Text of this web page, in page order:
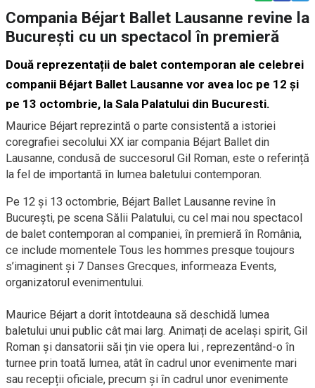
Compania Béjart Ballet Lausanne revine la
București cu un spectacol în premieră
Două reprezentații de balet contemporan ale celebrei
companii Béjart Ballet Lausanne vor avea loc pe 12 și
pe 13 octombrie, la Sala Palatului din Bucuresti.
Maurice Béjart reprezintă o parte consistentă a istoriei
coregrafiei secolului XX iar compania Béjart Ballet din
Lausanne, condusă de succesorul Gil Roman, este o referință
la fel de importantă în lumea baletului contemporan.
Pe 12 și 13 octombrie, Béjart Ballet Lausanne revine în
București, pe scena Sălii Palatului, cu cel mai nou spectacol
de balet contemporan al companiei, în premieră în România,
ce include momentele Tous les hommes presque toujours
s’imaginent și 7 Danses Grecques, informeaza Events,
organizatorul evenimentului.
Maurice Béjart a dorit întotdeauna să deschidă lumea
baletului unui public cât mai larg. Animați de același spirit, Gil
Roman și dansatorii săi țin vie opera lui , reprezentând-o în
turnee prin toată lumea, atât în cadrul unor evenimente mari
sau recepții oficiale, precum și în cadrul unor evenimente